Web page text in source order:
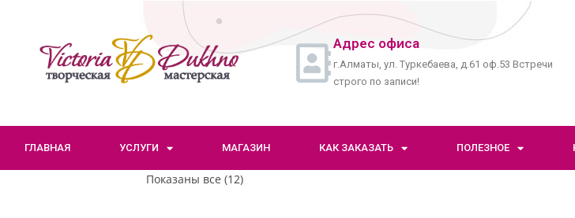
Адрес офиса
г.Алматы, ул. Туркебаева, д.61 оф.53 Встречи
строго по записи!
ГЛАВНАЯ УСЛУГИ МАГАЗИН КАК ЗАКАЗАТЬ ПОЛЕЗНОЕ
Показаны все (12)